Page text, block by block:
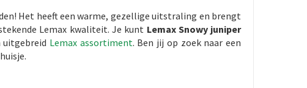
Het heeft een warme, gezellige uitstraling en brengt
Lemax kwaliteit. Je kunt Lemax Snowy juniper
uitgebreid Lemax assortiment. Ben jij op zoek naar een